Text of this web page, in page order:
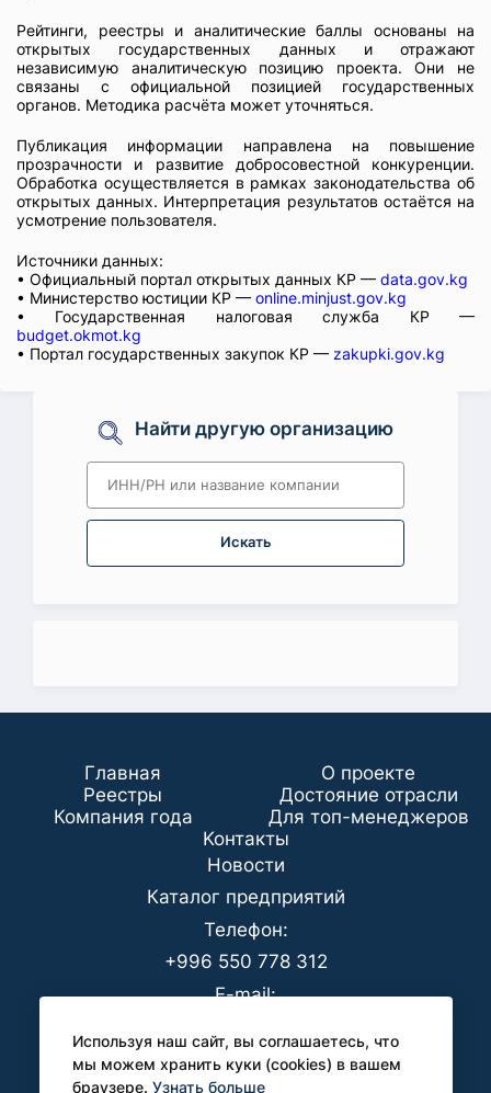
Рейтинги, реестры и аналитические баллы основаны на
открытых государственных данных и отражают
независимую аналитическую позицию проекта. Они не
связаны с официальной позицией государственных
органов. Методика расчёта может уточняться.
Публикация информации направлена на повышение
прозрачности и развитие добросовестной конкуренции.
Обработка осуществляется в рамках законодательства об
открытых данных. Интерпретация результатов остаётся на
усмотрение пользователя.
Источники данных:
• Официальный портал открытых данных КР — data.gov.kg
• Министерство юстиции КР — online.minjust.gov.kg
• Государственная налоговая служба КР —
budget.okmot.kg
• Портал государственных закупок КР — zakupki.gov.kg
Найти другую организацию
Искать
Используя наш сайт, вы соглашаетесь, что
мы можем хранить куки (cookies) в вашем
браузере. Узнать больше
Главная
О проекте
Реестры
Достояние отрасли
Компания года
Для топ-менеджеров
Koнтaкты
Новости
Каталог предприятий
Телефон:
+996 550 778 312
E-mail:
Для СМИ: